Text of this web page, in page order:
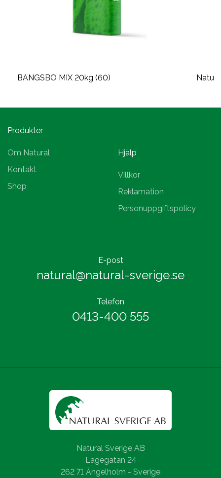
BANGSBO MIX 20kg (60)
Produkter
Om Natural
Kontakt
Shop
Hjälp
Villkor
Reklamation
Personuppgiftspolicy
E-post
natural@natural-sverige.se
Telefon
0413-400 555
Natural Sverige AB
Lagegatan 24
262 71 Ängelholm - Sverige